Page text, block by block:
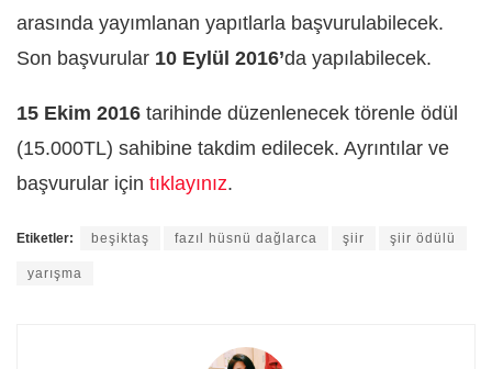
arasında yayımlanan yapıtlarla başvurulabilecek.
Son başvurular 10 Eylül 2016’da yapılabilecek.
15 Ekim 2016 tarihinde düzenlenecek törenle ödül
(15.000TL) sahibine takdim edilecek. Ayrıntılar ve
başvurular için tıklayınız.
Etiketler: beşiktaş fazıl hüsnü dağlarca şiir şiir ödülü
yarışma